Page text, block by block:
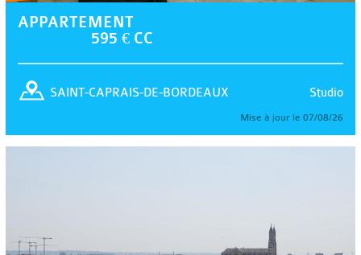
APPARTEMENT
595 € CC
Studio
SAINT-CAPRAIS-DE-BORDEAUX
Mise à jour le 07/08/26